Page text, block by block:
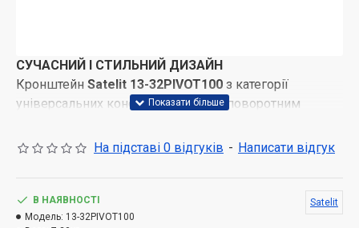
СУЧАСНИЙ І СТИЛЬНИЙ ДИЗАЙН
Кронштейн Satelit 13-32PIVOT100 з категорії
універсальних консолей із похило-поворотним
поворот за горизонтальною віссю до 90°.
допомогою підставки, є ще сила-силенна рішень для
інтер'єру та зручності глядача, які втілюються з
На підставі 0 відгуків - Написати відгук
В НАЯВНОСТІ
Модель: 13-32PIVOT100
Satelit